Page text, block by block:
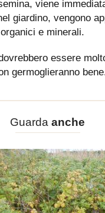
viene
giardino, vengono
e minerali.
essere
germoglieranno
Guardaanche